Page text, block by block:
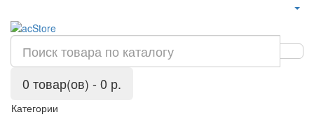
0 товар(ов) - 0 р.
Категории